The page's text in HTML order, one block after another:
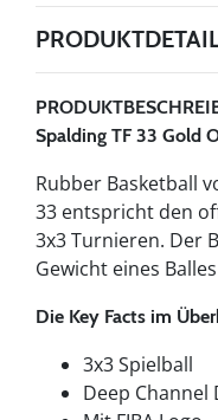
Spalding TF 33 Gold
Rubber Basketball
33 entspricht den
3x3 Turnieren. Der
Gewicht eines
Die Key Facts im
3x3 Spielball
Deep Channel